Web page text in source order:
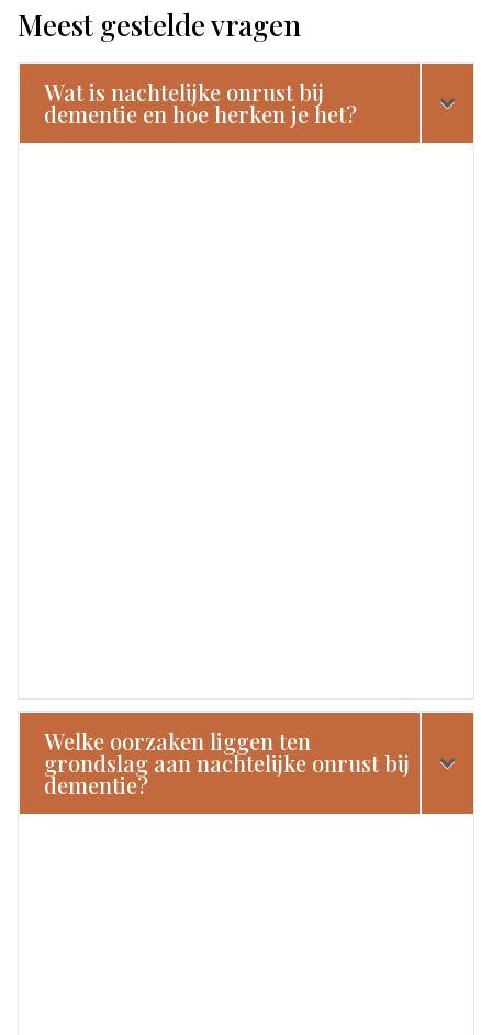
Meest gestelde vragen
Wat is nachtelijke onrust bij
dementie en hoe herken je het?
Welke oorzaken liggen ten
grondslag aan nachtelijke onrust bij
dementie?